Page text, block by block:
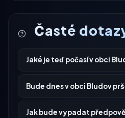
Časté
Jaké je teď počasí v obci
Bude dnes v obci Bludov
Jak bude vypadat